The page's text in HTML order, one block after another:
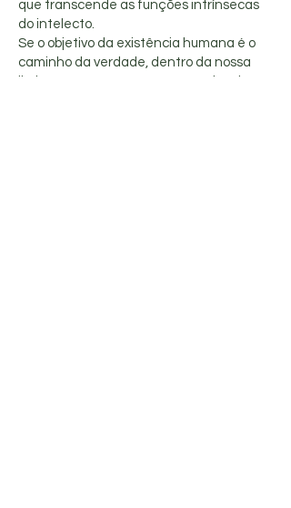
que transcende as funções intrínsecas
do intelecto.
Se o objetivo da existência humana é o
caminho da verdade, dentro da nossa